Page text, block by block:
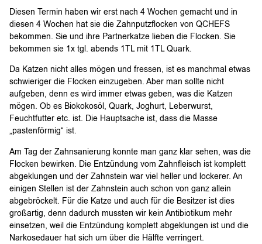
Diesen Termin haben wir erst nach 4 Wochen gemacht und in
diesen 4 Wochen hat sie die Zahnputzflocken von QCHEFS
bekommen. Sie und ihre Partnerkatze lieben die Flocken. Sie
bekommen sie 1x tgl. abends 1TL mit 1TL Quark.
Da Katzen nicht alles mögen und fressen, ist es manchmal etwas
schwieriger die Flocken einzugeben. Aber man sollte nicht
aufgeben, denn es wird immer etwas geben, was die Katzen
mögen. Ob es Biokokosöl, Quark, Joghurt, Leberwurst,
Feuchtfutter etc. ist. Die Hauptsache ist, dass die Masse
„pastenförmig“ ist.
Am Tag der Zahnsanierung konnte man ganz klar sehen, was die
Flocken bewirken. Die Entzündung vom Zahnfleisch ist komplett
abgeklungen und der Zahnstein war viel heller und lockerer. An
einigen Stellen ist der Zahnstein auch schon von ganz allein
abgebröckelt. Für die Katze und auch für die Besitzer ist dies
großartig, denn dadurch mussten wir kein Antibiotikum mehr
einsetzen, weil die Entzündung komplett abgeklungen ist und die
Narkosedauer hat sich um über die Hälfte verringert.